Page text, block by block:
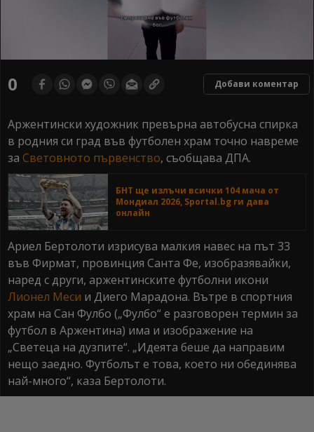
of0 Добави коментар
Аржентински художник превърна автобусна спирка
в родния си град във футболен храм точно навреме
за Световното първенство, съобщава ДПА.
БНТ ще излъчи всички 104 мача от
Мондиал 2026, Sportal.bg ги дава
онлайн
Ариел Бертолоти изрисува малкия навес на път 33
във Фирмат, провинция Санта Фе, изобразявайки,
наред с други, аржентинските футболни икони
Лионел Меси и Диего Марадона. Вътре в спортния
храм на Сан Фулбо („Фулбо“ е разговорен термин за
футбол в Аржентина) има и изображение на
„Светеца на дузпите“. „Идеята беше да направим
нещо заедно. Футболът е това, което ни обединява
най-много“, каза Бертолоти.